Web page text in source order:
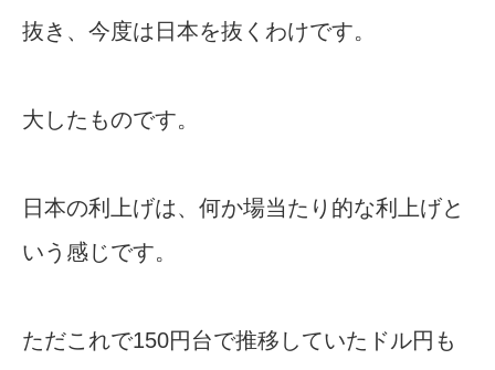
抜き、今度は日本を抜くわけです。
大したものです。
日本の利上げは、何か場当たり的な利上げと
いう感じです。
ただこれで150円台で推移していたドル円も